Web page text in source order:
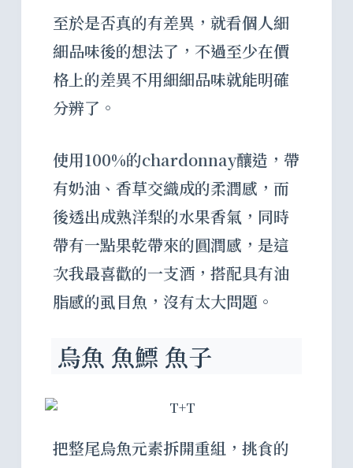
至於是否真的有差異，就看個人細
細品味後的想法了，不過至少在價
格上的差異不用細細品味就能明確
分辨了。
使用100%的chardonnay釀造，帶
有奶油、香草交織成的柔潤感，而
後透出成熟洋梨的水果香氣，同時
帶有一點果乾帶來的圓潤感，是這
次我最喜歡的一支酒，搭配具有油
脂感的虱目魚，沒有太大問題。
烏魚 魚鰾 魚子
把整尾烏魚元素拆開重組，挑食的